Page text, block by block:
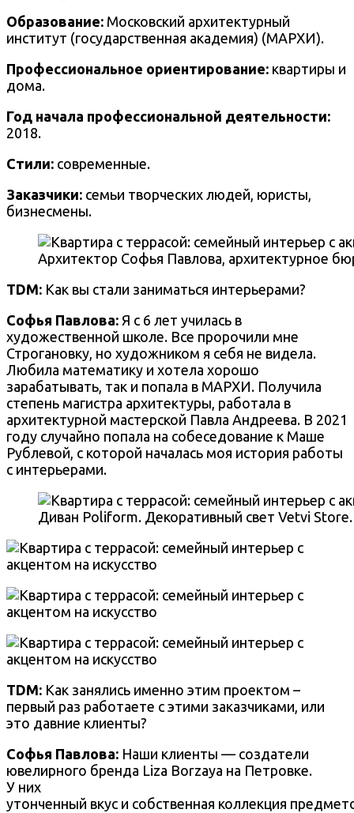
Образование: Московский архитектурный
институт (государственная академия) (МАРХИ).
Профессиональное ориентирование: квартиры и
дома.
Год начала профессиональной деятельности:
2018.
Стили: современные.
Заказчики: семьи творческих людей, юристы,
бизнесмены.
Архитектор Софья Павлова, архитектурное
TDM: Как вы стали заниматься интерьерами?
Софья Павлова: Я с 6 лет училась в
художественной школе. Все пророчили мне
Строгановку, но художником я себя не видела.
Любила математику и хотела хорошо
зарабатывать, так и попала в МАРХИ. Получила
степень магистра архитектуры, работала в
архитектурной мастерской Павла Андреева. В 2021
году случайно попала на собеседование к Маше
Рублевой, с которой началась моя история работы
с интерьерами.
Диван Poliform. Декоративный свет Vetvi Store.
TDM: Как занялись именно этим проектом –
первый раз работаете с этими заказчиками, или
это давние клиенты?
Софья Павлова: Наши клиенты — создатели
ювелирного бренда Liza Borzaya на Петровке.
У них
утонченный вкус и собственная коллекция